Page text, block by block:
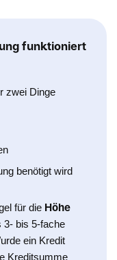
funktioniert
zwei Dinge
benötigt wird
für die Höhe
3- bis 5-fache
ein Kredit
Kreditsumme